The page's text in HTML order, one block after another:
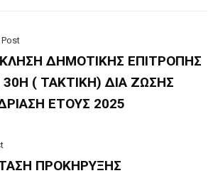
Post
ΔΗΜΟΤΙΚΗΣ ΕΠΙΤΡΟΠΗΣ
( ΤΑΚΤΙΚΗ) ΔΙΑ ΖΩΣΗΣ
ΕΤΟΥΣ 2025
ΠΡΟΚΗΡΥΞΗΣ